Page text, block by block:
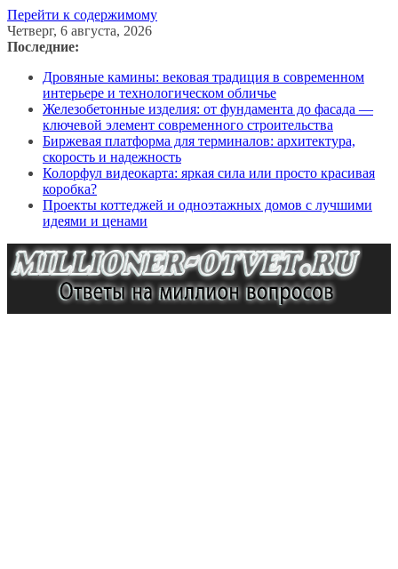
Перейти к содержимому
Четверг, 6 августа, 2026
Последние:
Дровяные камины: вековая традиция в современном
интерьере и технологическом обличье
Железобетонные изделия: от фундамента до фасада —
ключевой элемент современного строительства
Биржевая платформа для терминалов: архитектура,
скорость и надежность
Колорфул видеокарта: яркая сила или просто красивая
коробка?
Проекты коттеджей и одноэтажных домов с лучшими
идеями и ценами